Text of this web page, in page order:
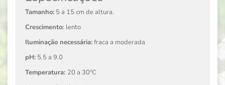
Tamanho: 5 a 15 cm de altura.
Crescimento: lento
Iluminação necessária:fraca a moderada
pH: 5.5 a 9.0
Temperatura: 20 a 30ºC